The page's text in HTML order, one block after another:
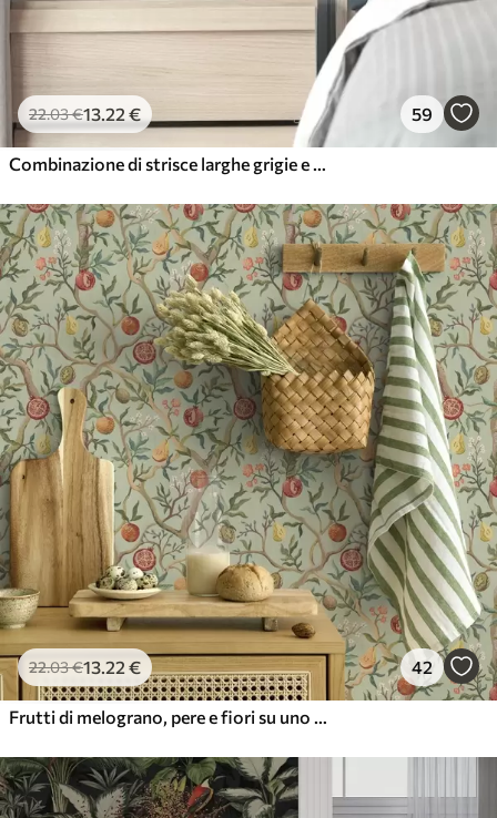
22.03€13.22 € 59
Combinazione di strisce larghe grigie e blu
22.03€13.22 € 42
Frutti di melograno, pere e fiori su uno sfondo verde chiaro